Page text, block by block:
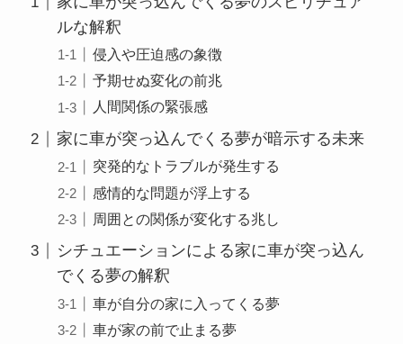
ルな解釈
侵入や圧迫感の象徴
予期せぬ変化の前兆
人間関係の緊張感
家に車が突っ込んでくる夢が暗示する未来
突発的なトラブルが発生する
感情的な問題が浮上する
周囲との関係が変化する兆し
シチュエーションによる家に車が突っ込ん
でくる夢の解釈
車が自分の家に入ってくる夢
車が家の前で止まる夢